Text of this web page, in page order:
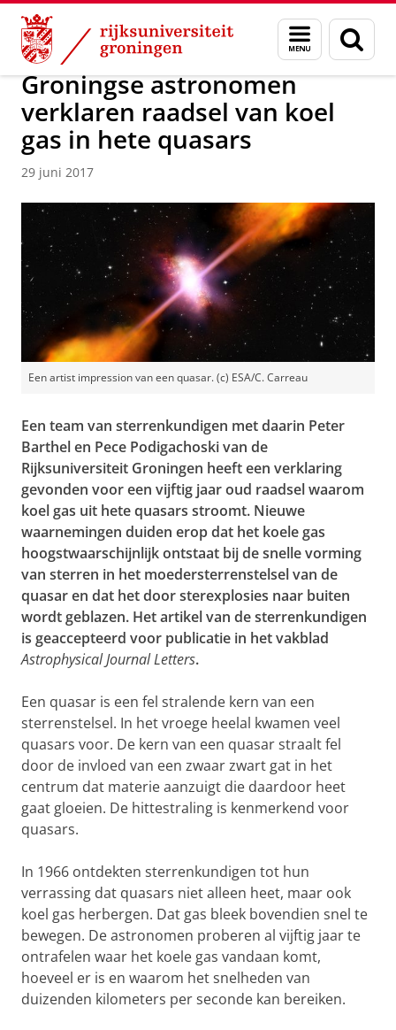
Skip
Content
Skip
Navigation
Menu
en
zoeken
Onderzoek Kapteyn Instituut Agenda en Nieuws
Groningse astronomen
verklaren raadsel van koel
gas in hete quasars
29 juni 2017
Een artist impression van een quasar. (c) ESA/C. Carreau
Een team van sterrenkundigen met daarin Peter
Barthel en Pece Podigachoski van de
Rijksuniversiteit Groningen heeft een verklaring
gevonden voor een vijftig jaar oud raadsel waarom
koel gas uit hete quasars stroomt. Nieuwe
waarnemingen duiden erop dat het koele gas
hoogstwaarschijnlijk ontstaat bij de snelle vorming
van sterren in het moedersterrenstelsel van de
quasar en dat het door sterexplosies naar buiten
wordt geblazen. Het artikel van de sterrenkundigen
is geaccepteerd voor publicatie in het vakblad
Astrophysical Journal Letters.
Een quasar is een fel stralende kern van een
sterrenstelsel. In het vroege heelal kwamen veel
quasars voor. De kern van een quasar straalt fel
door de invloed van een zwaar zwart gat in het
centrum dat materie aanzuigt die daardoor heet
gaat gloeien. De hittestraling is kenmerkend voor
quasars.
In 1966 ontdekten sterrenkundigen tot hun
verrassing dat quasars niet alleen heet, maar ook
koel gas herbergen. Dat gas bleek bovendien snel te
bewegen. De astronomen proberen al vijftig jaar te
ontrafelen waar het koele gas vandaan komt,
hoeveel er is en waarom het snelheden van
duizenden kilometers per seconde kan bereiken.